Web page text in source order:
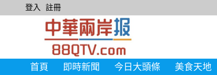
登入 註冊
首頁 即時新聞 今日大頭條 美食天地